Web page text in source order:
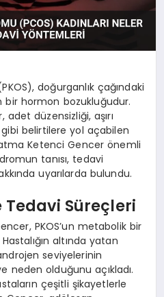
doğurganlık çağındaki
bir hormon bozukluğudur.
düzensizliği, aşırı
gibi belirtilere yol açabilen
Ketenci Gencer önemli
tanısı, tedavi
uyarılarda bulundu.
Tedavi Süreçleri
PKOS’un metabolik bir
altında yatan
seviyelerinin
neden olduğunu açıkladı.
çeşitli şikayetlerle